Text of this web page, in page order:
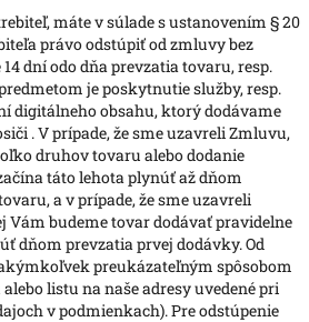
máte v súlade s ustanovením § 20
právo odstúpiť od zmluvy bez
dní odo dňa prevzatia tovaru, resp.
je poskytnutie služby, resp.
digitálneho obsahu, ktorý dodávame
. V prípade, že sme uzavreli Zmluvu,
druhov tovaru alebo dodanie
táto lehota plynúť až dňom
a v prípade, že sme uzavreli
Vám budeme tovar dodávať pravidelne
dňom prevzatia prvej dodávky. Od
preukázateľným spôsobom
listu na naše adresy uvedené pri
v podmienkach). Pre odstúpenie